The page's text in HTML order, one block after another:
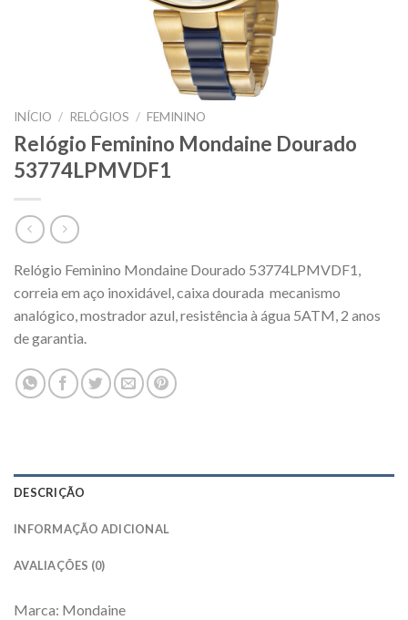
INÍCIO / RELÓGIOS / FEMININO
Relógio Feminino Mondaine Dourado
53774LPMVDF1
Relógio Feminino Mondaine Dourado 53774LPMVDF1,
correia em aço inoxidável, caixa dourada mecanismo
analógico, mostrador azul, resistência à água 5ATM, 2 anos
de garantia.
DESCRIÇÃO
INFORMAÇÃO ADICIONAL
AVALIAÇÕES (0)
Marca: Mondaine